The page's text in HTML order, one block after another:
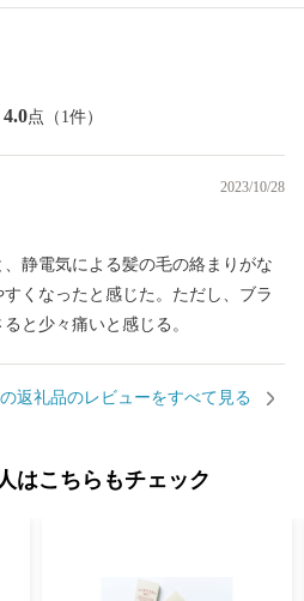
4.0点（1件）
2023/10/28
静電気による髪の毛の絡まりがな
くなったと感じた。ただし、ブラ
と少々痛いと感じる。
返礼品のレビューをすべて見る
はこちらもチェック